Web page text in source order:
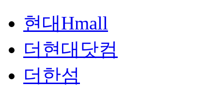
현대Hmall
더현대닷컴
더한섬